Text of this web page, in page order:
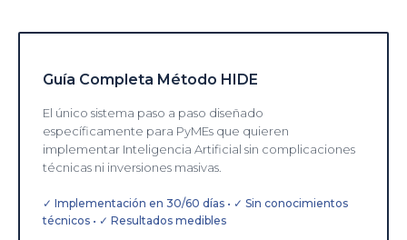
Guía Completa Método HIDE
El único sistema paso a paso diseñado
específicamente para PyMEs que quieren
implementar Inteligencia Artificial sin complicaciones
técnicas ni inversiones masivas.
✓ Implementación en 30/60 días • ✓ Sin conocimientos
técnicos • ✓ Resultados medibles